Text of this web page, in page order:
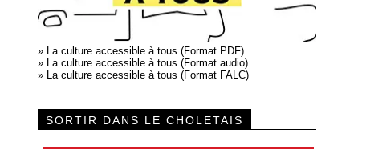
» La culture accessible à tous (Format PDF)
» La culture accessible à tous (Format audio)
» La culture accessible à tous (Format FALC)
SORTIR DANS LE CHOLETAIS